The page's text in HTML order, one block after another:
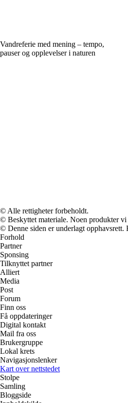
Vandreferie med mening – tempo,
pauser og opplevelser i naturen
© Alle rettigheter forbeholdt.
© Beskyttet materiale. Noen produkter vi
© Denne siden er underlagt
Forhold
Partner
Sponsing
Tilknyttet partner
Alliert
Media
Post
Forum
Finn oss
Få oppdateringer
Digital kontakt
Mail fra oss
Brukergruppe
Lokal krets
Navigasjonslenker
Kart over nettstedet
Stolpe
Samling
Bloggside